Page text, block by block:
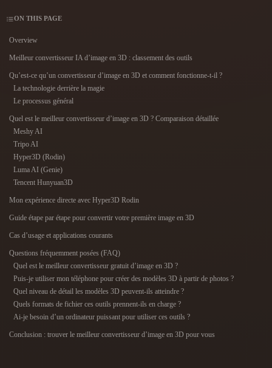
VR/AR
Character
Design
Metaverse
Engineering
Plug-Ins
Blender
Godot Maya
Styles
Abstract Anime Cartoon
Fantasy Flat Gothic
ON THIS PAGE
Overview
Meilleur convertisseur IA d’image en 3D : classement des outils
Qu’est-ce qu’un convertisseur d’image en 3D et comment fonctionne-t-il ?
La technologie derrière la magie
Le processus général
Quel est le meilleur convertisseur d’image en 3D ? Comparaison détaillée
Meshy AI
Tripo AI
Hyper3D (Rodin)
Luma AI (Genie)
Tencent Hunyuan3D
Mon expérience directe avec Hyper3D Rodin
Guide étape par étape pour convertir votre première image en 3D
Cas d’usage et applications courants
Questions fréquemment posées (FAQ)
Quel est le meilleur convertisseur gratuit d’image en 3D ?
Puis-je utiliser mon téléphone pour créer des modèles 3D à partir de photos ?
Quel niveau de détail les modèles 3D peuvent-ils atteindre ?
Quels formats de fichier ces outils prennent-ils en charge ?
Ai-je besoin d’un ordinateur puissant pour utiliser ces outils ?
Conclusion : trouver le meilleur convertisseur d’image en 3D pour vous